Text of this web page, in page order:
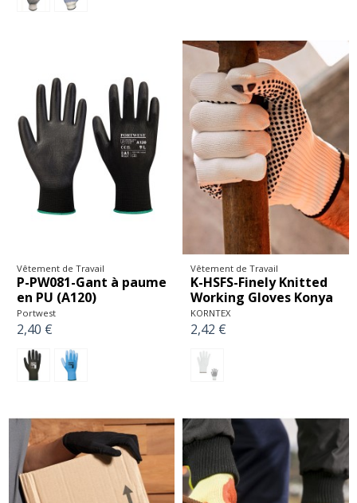
Vêtement de Travail
P-PW081-Gant à paume
en PU (A120)
Portwest
2,40 €
Vêtement de Travail
K-HSFS-Finely Knitted
Working Gloves Konya
KORNTEX
2,42 €